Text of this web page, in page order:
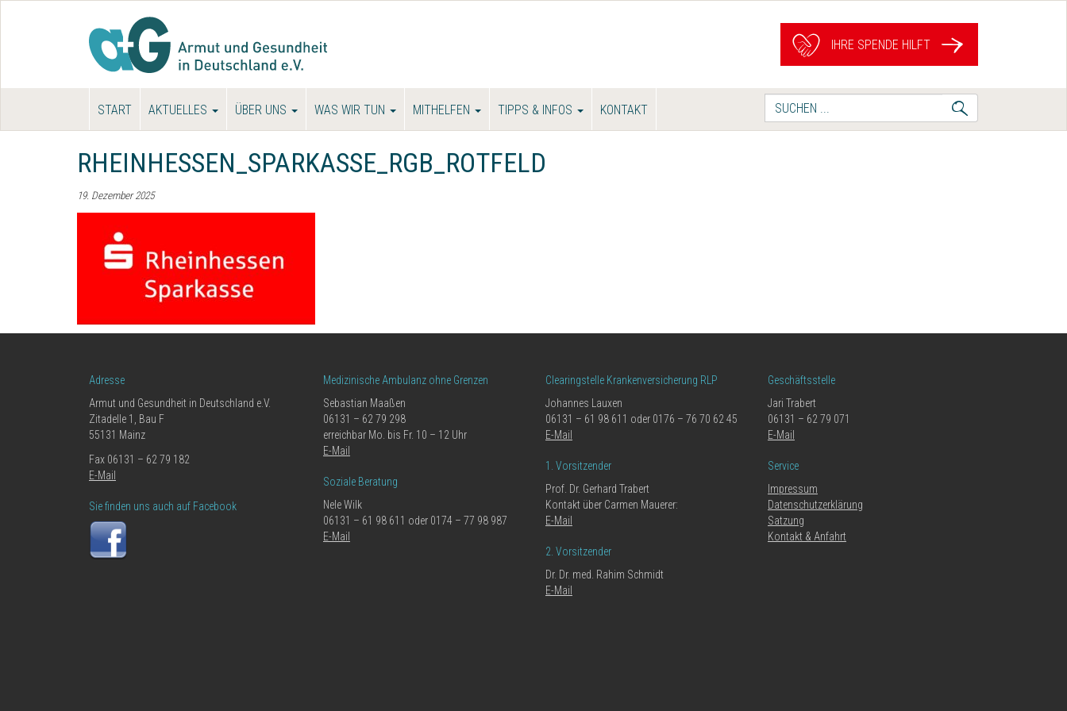
IHRE SPENDE HILFT
START AKTUELLES ÜBER UNS WAS WIR TUN MITHELFEN TIPPS & INFOS KONTAKT
Suche
nach:
RHEINHESSEN_SPARKASSE_RGB_ROTFELD
19. Dezember 2025
Adresse
Armut und Gesundheit in Deutschland e.V.
Zitadelle 1, Bau F
55131 Mainz
Fax 06131 – 62 79 182
E-Mail
Sie finden uns auch auf Facebook
Medizinische Ambulanz ohne Grenzen
Sebastian Maaßen
06131 – 62 79 298
erreichbar Mo. bis Fr. 10 – 12 Uhr
E-Mail
Soziale Beratung
Nele Wilk
06131 – 61 98 611 oder 0174 – 77 98 987
E-Mail
Clearingstelle Krankenversicherung RLP
Johannes Lauxen
06131 – 61 98 611 oder 0176 – 76 70 62 45
E-Mail
1. Vorsitzender
Prof. Dr. Gerhard Trabert
Kontakt über Carmen Mauerer:
E-Mail
2. Vorsitzender
Dr. Dr. med. Rahim Schmidt
E-Mail
Geschäftsstelle
Jari Trabert
06131 – 62 79 071
E-Mail
Service
Impressum
Datenschutzerklärung
Satzung
Kontakt & Anfahrt